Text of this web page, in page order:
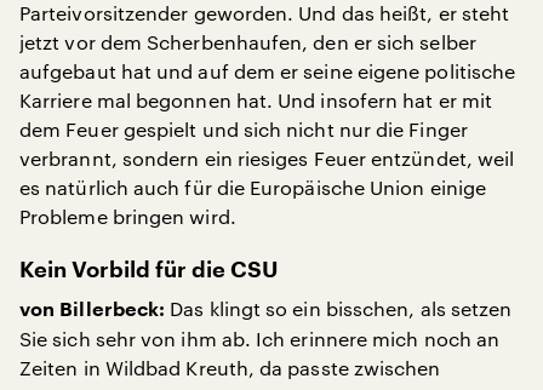
Parteivorsitzender geworden. Und das heißt, er steht
jetzt vor dem Scherbenhaufen, den er sich selber
aufgebaut hat und auf dem er seine eigene politische
Karriere mal begonnen hat. Und insofern hat er mit
dem Feuer gespielt und sich nicht nur die Finger
verbrannt, sondern ein riesiges Feuer entzündet, weil
es natürlich auch für die Europäische Union einige
Probleme bringen wird.
Kein Vorbild für die CSU
von Billerbeck: Das klingt so ein bisschen, als setzen
Sie sich sehr von ihm ab. Ich erinnere mich noch an
Zeiten in Wildbad Kreuth, da passte zwischen